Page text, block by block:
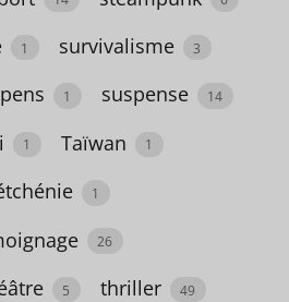
1 survivalisme 3
1 suspense 14
1 Taïwan 1
1
26
5 thriller 49